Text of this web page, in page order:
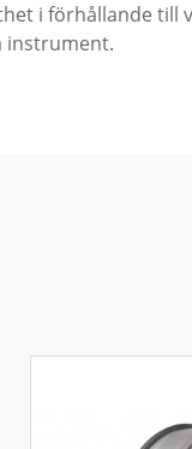
i förhållande till
instrument.